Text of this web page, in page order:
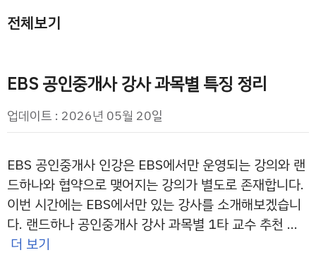
전체보기
EBS 공인중개사 강사 과목별 특징 정리
업데이트 : 2026년 05월 20일
EBS 공인중개사 인강은 EBS에서만 운영되는 강의와 랜
드하나와 협약으로 맺어지는 강의가 별도로 존재합니다.
이번 시간에는 EBS에서만 있는 강사를 소개해보겠습니
다. 랜드하나 공인중개사 강사 과목별 1타 교수 추천 …
더 보기